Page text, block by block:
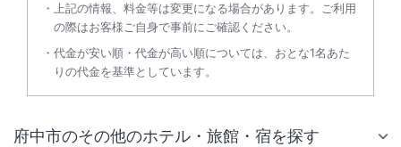
上記の情報、料金等は変更になる場合があります。ご利用
の際はお客様ご自身で事前にご確認ください。
代金が安い順・代金が高い順については、おとな1名あた
りの代金を基準としています。
府中市のその他のホテル・旅館・宿を探す